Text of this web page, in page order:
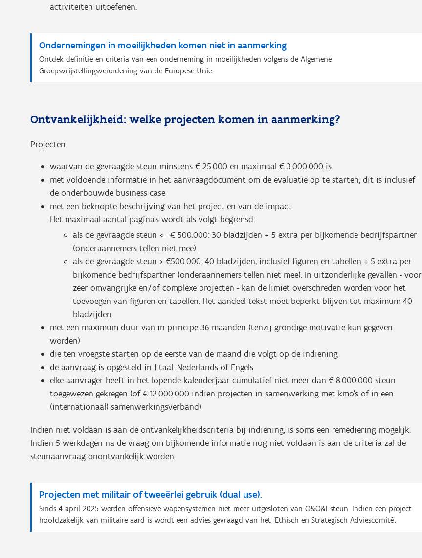
activiteiten uitoefenen.
Ondernemingen in moeilijkheden komen niet in aanmerking
Ontdek definitie en criteria van een onderneming in moeilijkheden volgens de Algemene
Groepsvrijstellingsverordening van de Europese Unie.
Ontvankelijkheid: welke projecten komen in aanmerking?
Projecten
waarvan de gevraagde steun minstens € 25.000 en maximaal € 3.000.000 is
met voldoende informatie in het aanvraagdocument om de evaluatie op te starten, dit is inclusief
de onderbouwde business case
met een beknopte beschrijving van het project en van de impact.
Het maximaal aantal pagina’s wordt als volgt begrensd:
als de gevraagde steun <= € 500.000: 30 bladzijden + 5 extra per bijkomende bedrijfspartner
(onderaannemers tellen niet mee).
als de gevraagde steun > €500.000: 40 bladzijden, inclusief figuren en tabellen + 5 extra per
bijkomende bedrijfspartner (onderaannemers tellen niet mee). In uitzonderlijke gevallen - voor
zeer omvangrijke en/of complexe projecten - kan de limiet overschreden worden voor het
toevoegen van figuren en tabellen. Het aandeel tekst moet beperkt blijven tot maximum 40
bladzijden.
met een maximum duur van in principe 36 maanden (tenzij grondige motivatie kan gegeven
worden)
die ten vroegste starten op de eerste van de maand die volgt op de indiening
de aanvraag is opgesteld in 1 taal: Nederlands of Engels
elke aanvrager heeft in het lopende kalenderjaar cumulatief niet meer dan € 8.000.000 steun
toegewezen gekregen (of € 12.000.000 indien projecten in samenwerking met kmo’s of in een
(internationaal) samenwerkingsverband)
Indien niet voldaan is aan de ontvankelijkheidscriteria bij indiening, is soms een remediering mogelijk.
Indien 5 werkdagen na de vraag om bijkomende informatie nog niet voldaan is aan de criteria zal de
steunaanvraag onontvankelijk worden.
Projecten met militair of tweeërlei gebruik (dual use).
Sinds 4 april 2025 worden offensieve wapensystemen niet meer uitgesloten van O&O&I-steun. Indien een project
hoofdzakelijk van militaire aard is wordt een advies gevraagd van het 'Ethisch en Strategisch Adviescomité'.